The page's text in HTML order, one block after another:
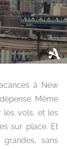
à New
Même
les vols, et les
sur place. Et
sans